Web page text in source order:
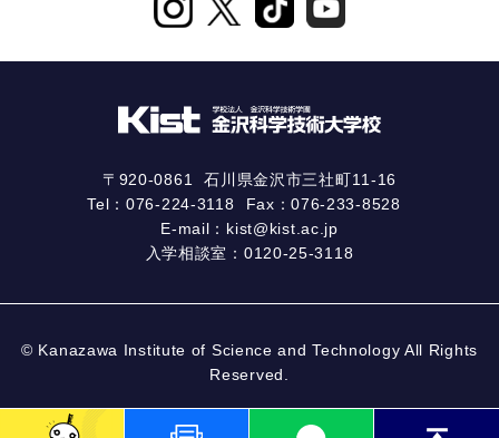
〒920-0861
石川県金沢市三社町11-16
Tel：076-224-3118
Fax：076-233-8528
E-mail： kist@kist.ac.jp
入学相談室： 0120-25-3118
© Kanazawa Institute of Science and Technology All Rights
Reserved.